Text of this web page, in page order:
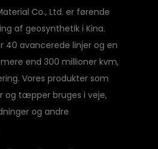
Co., Ltd. er førende
af geosynthetik i Kina.
40 avancerede linjer og en
end 300 millioner kvm,
Vores produkter som
og tæpper bruges i veje,
og andre